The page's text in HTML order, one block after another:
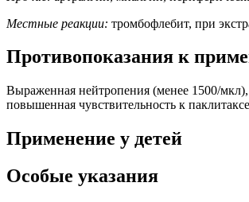
Местные реакции: тромбофлебит, при
Противопоказания к
Выраженная нейтропения (менее 1500/мкл),
повышенная чувствительность к
Применение у детей
Особые указания